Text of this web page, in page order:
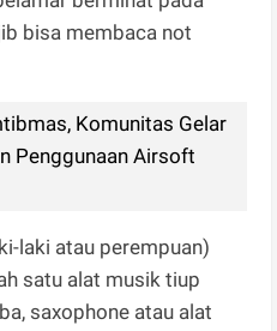
bisa membaca not
Komunitas Gelar
Penggunaan Airsoft
laki atau perempuan)
satu alat musik tiup
saxophone atau alat